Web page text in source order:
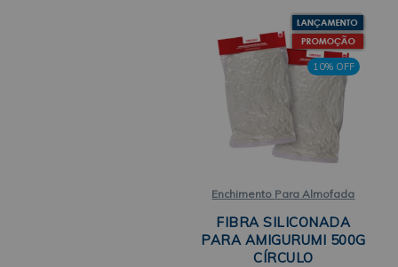
10% OFF
Enchimento Para Almofada
FIBRA SILICONADA
PARA AMIGURUMI 500G
CÍRCULO